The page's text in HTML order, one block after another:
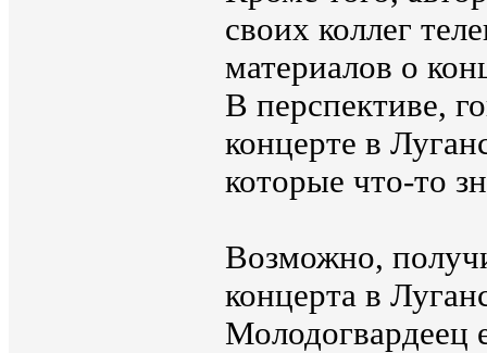
своих коллег
материалов о
В перспективе,
концерте в
которые что-то
Возможно,
концерта в
Молодогвардеец